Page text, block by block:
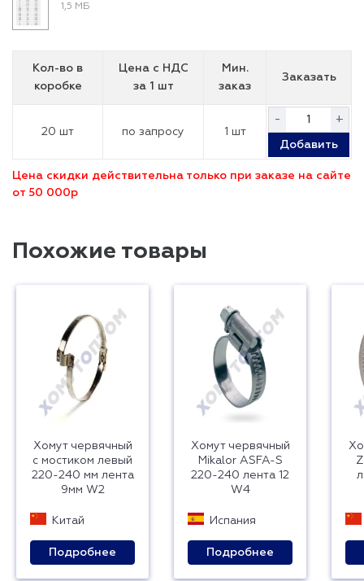
1,5 МБ
Кол-во в
коробке
Цена с НДС
за 1 шт
Мин.
заказ
Заказать
20 шт по запросу 1 шт
- +
Добавить
Цена скидки действительна только при заказе на сайте
от 50 000р
Похожие товары
Хомут червячный
с мостиком левый
220-240 мм лента
9мм W2
Китай
Подробнее
Хомут червячный
Mikalor ASFA-S
220-240 лента 12
W4
Испания
Подробнее